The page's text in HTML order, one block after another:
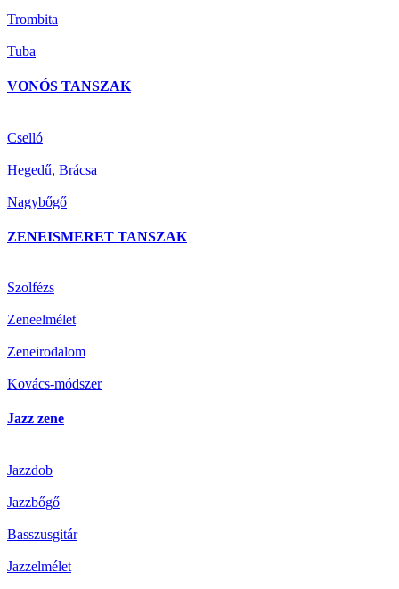
Trombita
Tuba
VONÓS TANSZAK
Cselló
Hegedű, Brácsa
Nagybőgő
ZENEISMERET TANSZAK
Szolfézs
Zeneelmélet
Zeneirodalom
Kovács-módszer
Jazz zene
Jazzdob
Jazzbőgő
Basszusgitár
Jazzelmélet